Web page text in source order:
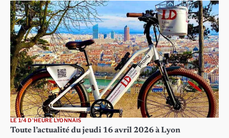
LE 1/4 D'HEURE LYONNAIS
Toute l’actualité du jeudi 16 avril 2026 à Lyon